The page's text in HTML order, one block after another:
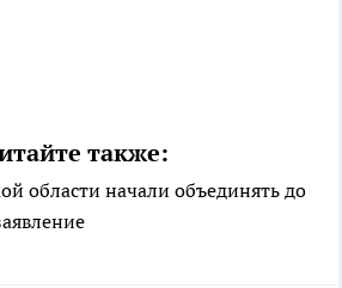
также:
области начали объединять до